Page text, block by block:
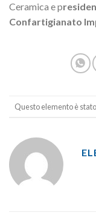
Ceramica e p
Confartigianato
Questo elemento è